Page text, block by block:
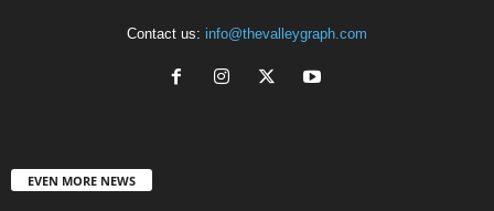
Contact us: info@thevalleygraph.com
EVEN MORE NEWS